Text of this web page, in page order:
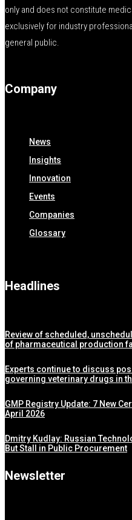
only and does not constitute
exclusively for industry
general public.
Company
News
Insights
Innovation
Events
Companies
Glossary
Headlines
Review of scheduled,
of pharmaceutical production
Experts continue to discuss
governing veterinary drugs in
GMP Registry Update: 7 New
April 2026
Dmitry Kudlay: Russian
But Stall in Public Procurement
Newsletter